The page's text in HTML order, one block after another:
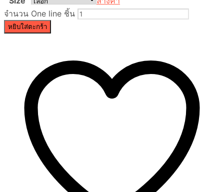
จำนวน One line ชิ้น
หยิบใส่ตะกร้า